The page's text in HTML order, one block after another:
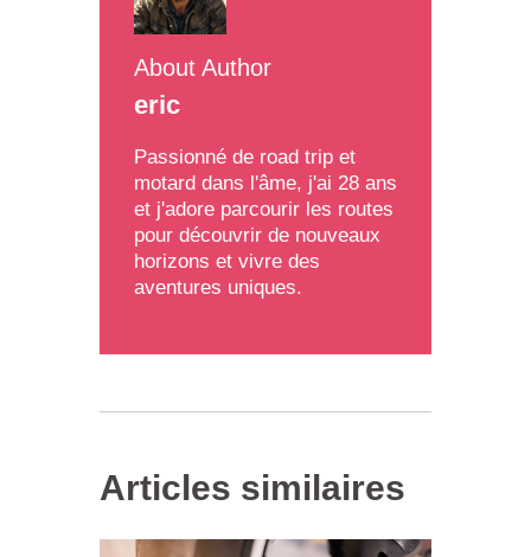
About Author
eric
Passionné de road trip et
motard dans l'âme, j'ai 28 ans
et j'adore parcourir les routes
pour découvrir de nouveaux
horizons et vivre des
aventures uniques.
Articles similaires